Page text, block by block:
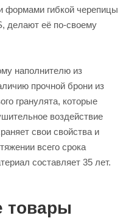
формами гибкой черепицы
делают её по-своему
наполнителю из
прочной брони из
гранулята, которые
воздействие
свои свойства и
всего срока
составляет 35 лет.
товары